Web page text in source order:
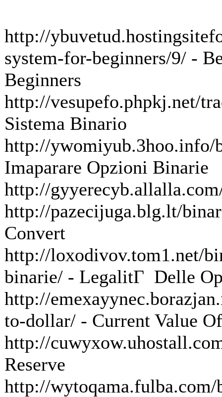
http://
system-for-beginners/9/ -
Beginners
http://vesupefo.phpkj.net/
Sistema Binario
http://ywomiyub.3hoo.info/
Imaparare Opzioni Binarie
http://
http://pazecijuga.blg.lt/
Convert
http://loxodivov.tom1.net/
binarie/ - LegalitГ Delle
http://
to-dollar/ - Current Value
http://
Reserve
http://